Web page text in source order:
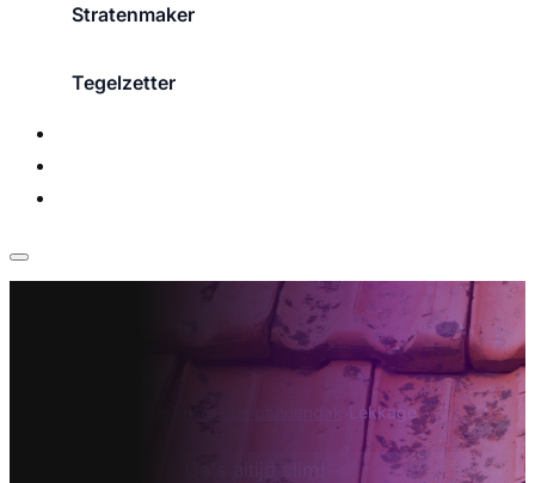
Stratenmaker
Tegelzetter
Lekkage
Da's altijd slim!